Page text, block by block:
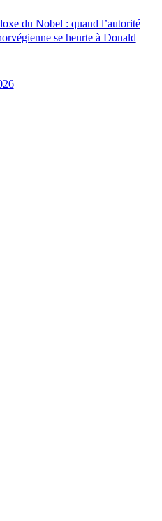
du Nobel : quand l’autorité
se heurte à Donald